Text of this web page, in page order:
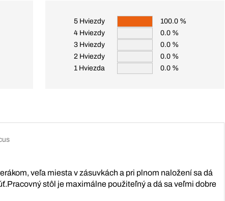
5 Hviezdy
100.0 %
4 Hviezdy
0.0 %
3 Hviezdy
0.0 %
2 Hviezdy
0.0 %
1 Hviezda
0.0 %
veľa miesta v zásuvkách a pri plnom naložení sa dá
stôl je maximálne použiteľný a dá sa veľmi dobre